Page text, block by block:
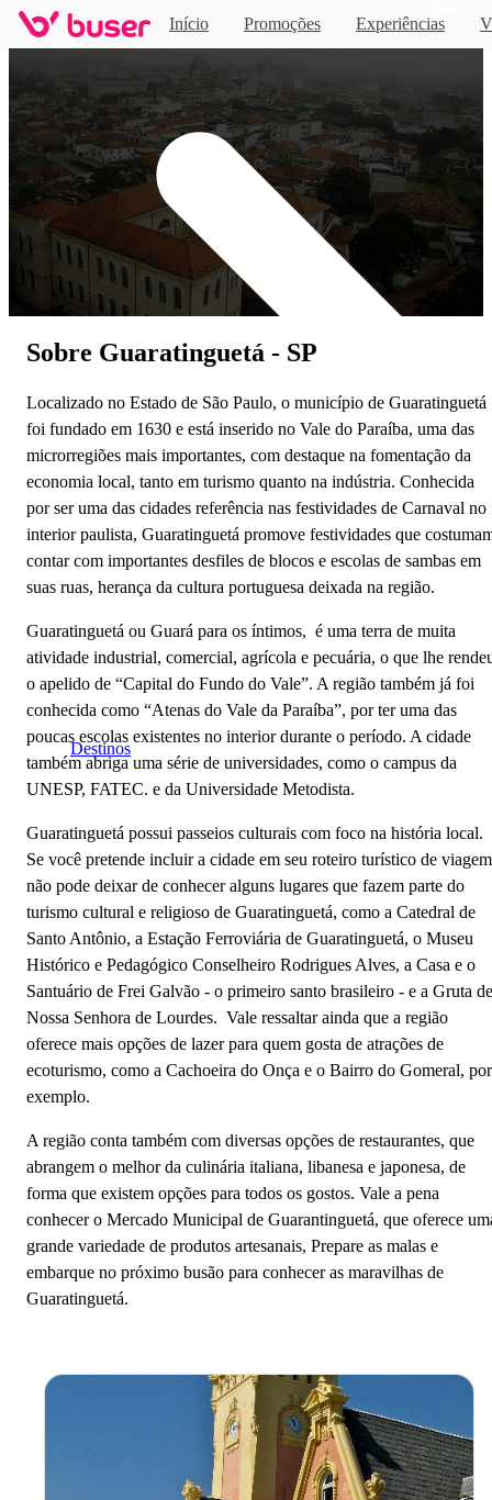
Início Promoções Experiências
Home
Destinos
Guaratinguetá - SP
Sobre Guaratinguetá - SP
Localizado no Estado de São Paulo, o município de Guaratinguetá
foi fundado em 1630 e está inserido no Vale do Paraíba, uma das
microrregiões mais importantes, com destaque na fomentação da
economia local, tanto em turismo quanto na indústria. Conhecida
por ser uma das cidades referência nas festividades de Carnaval no
interior paulista, Guaratinguetá promove festividades que
contar com importantes desfiles de blocos e escolas de sambas em
suas ruas, herança da cultura portuguesa deixada na região.
Guaratinguetá ou Guará para os íntimos, é uma terra de muita
atividade industrial, comercial, agrícola e pecuária, o que lhe
o apelido de “Capital do Fundo do Vale”. A região também já foi
conhecida como “Atenas do Vale da Paraíba”, por ter uma das
poucas escolas existentes no interior durante o período. A cidade
também abriga uma série de universidades, como o campus da
UNESP, FATEC. e da Universidade Metodista.
Guaratinguetá possui passeios culturais com foco na história local.
Se você pretende incluir a cidade em seu roteiro turístico de
não pode deixar de conhecer alguns lugares que fazem parte do
turismo cultural e religioso de Guaratinguetá, como a Catedral de
Santo Antônio, a Estação Ferroviária de Guaratinguetá, o Museu
Histórico e Pedagógico Conselheiro Rodrigues Alves, a Casa e o
Santuário de Frei Galvão - o primeiro santo brasileiro - e a Gruta de
Nossa Senhora de Lourdes. Vale ressaltar ainda que a região
oferece mais opções de lazer para quem gosta de atrações de
ecoturismo, como a Cachoeira do Onça e o Bairro do Gomeral, por
exemplo.
A região conta também com diversas opções de restaurantes, que
abrangem o melhor da culinária italiana, libanesa e japonesa, de
forma que existem opções para todos os gostos. Vale a pena
conhecer o Mercado Municipal de Guarantinguetá, que oferece
grande variedade de produtos artesanais, Prepare as malas e
embarque no próximo busão para conhecer as maravilhas de
Guaratinguetá.